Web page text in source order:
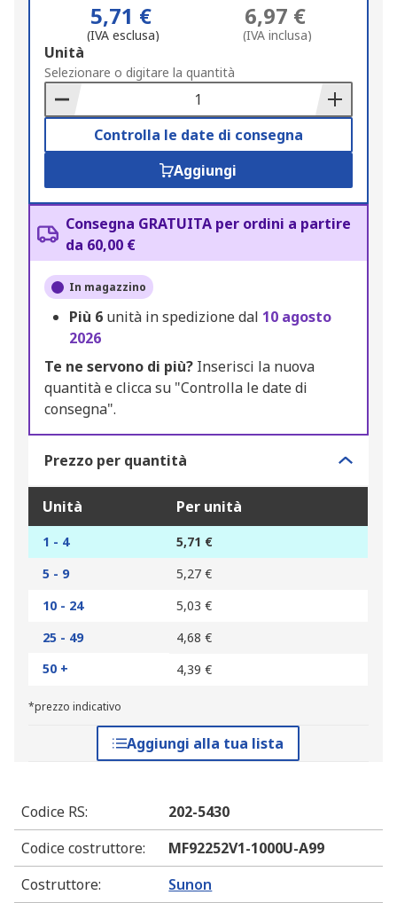
5,71 €
(IVA esclusa)
6,97 €
(IVA inclusa)
Add
to
Basket
Unità
Selezionare o digitare la quantità
Controlla le date di consegna
Aggiungi
Consegna GRATUITA per ordini a partire
da 60,00 €
In magazzino
Più 6 unità in spedizione dal 10 agosto
2026
Te ne servono di più? Inserisci la nuova
quantità e clicca su "Controlla le date di
consegna".
Prezzo per quantità
Unità Per unità
1 - 4
5,71 €
5 - 9
5,27 €
10 - 24
5,03 €
25 - 49
4,68 €
50 +
4,39 €
*prezzo indicativo
Aggiungi alla tua lista
Codice RS:
202-5430
Codice costruttore:
MF92252V1-1000U-A99
Costruttore: Sunon